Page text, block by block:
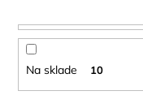
r
o
d
u
Na sklade 10
O
d